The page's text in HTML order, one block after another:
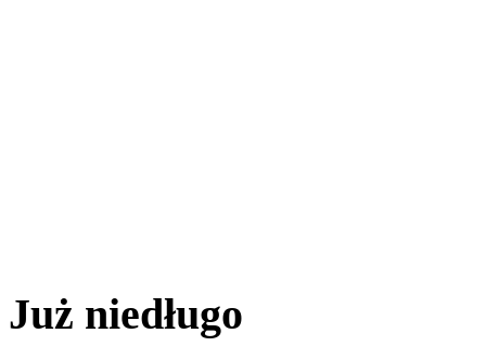
Już niedługo